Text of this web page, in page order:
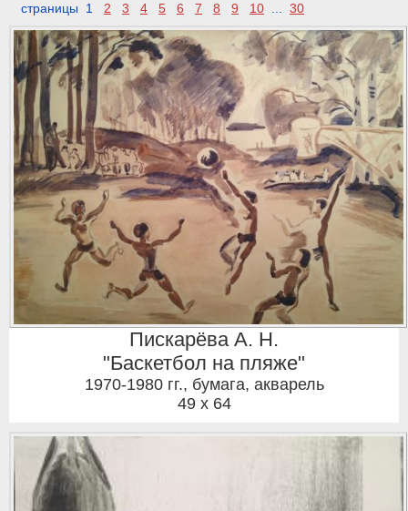
страницы 1 2 3 4 5 6 7 8 9 10 ... 30
Пискарёва А. Н.
"Баскетбол на пляже"
1970-1980 гг., бумага, акварель
49 x 64